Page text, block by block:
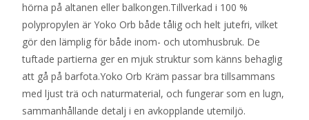
hörna på altanen eller balkongen.Tillverkad i 100 %
polypropylen är Yoko Orb både tålig och helt jutefri, vilket
gör den lämplig för både inom- och utomhusbruk. De
tuftade partierna ger en mjuk struktur som känns behaglig
att gå på barfota.Yoko Orb Kräm passar bra tillsammans
med ljust trä och naturmaterial, och fungerar som en lugn,
sammanhållande detalj i en avkopplande utemiljö.